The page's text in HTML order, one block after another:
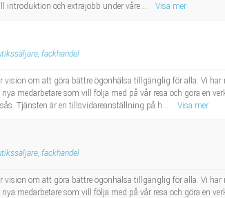
introduktion och extrajobb under våre...
Visa mer
fackhandel
vision om att göra bättre ögonhälsa tillgänglig för alla. Vi
medarbetare som vill följa med på vår resa och göra en
Tjänsten är en tillsvidareanställning på h...
Visa mer
fackhandel
vision om att göra bättre ögonhälsa tillgänglig för alla. Vi
medarbetare som vill följa med på vår resa och göra en